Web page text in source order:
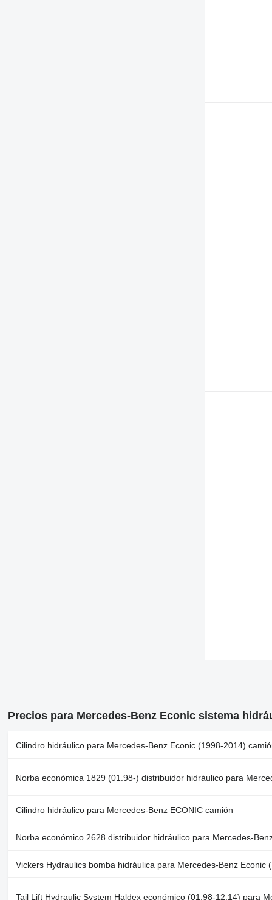
Precios para Mercedes-Benz Econic sistema
Cilindro hidráulico para Mercedes-Benz Econic (1998-2014)
Norba económica 1829 (01.98-) distribuidor hidráulico para
Cilindro hidráulico para Mercedes-Benz ECONIC camión
Norba económico 2628 distribuidor hidráulico para Mercedes-
Vickers Hydraulics bomba hidráulica para Mercedes-Benz Econic
Tail Lift Hydraulic System Haldex económico (01.98-12.14) para